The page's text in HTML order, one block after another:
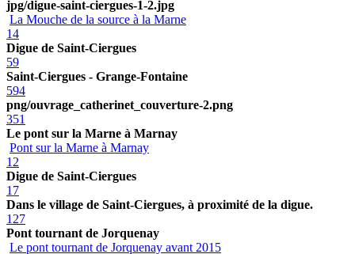
jpg/digue-saint-ciergues-1-2.jpg
La Mouche de la source à la Marne
14
Digue de Saint-Ciergues
59
Saint-Ciergues - Grange-Fontaine
594
png/ouvrage_catherinet_couverture-2.png
351
Le pont sur la Marne à Marnay
Pont sur la Marne à Marnay
12
Digue de Saint-Ciergues
17
Dans le village de Saint-Ciergues, à proximité de la digue.
127
Pont tournant de Jorquenay
Le pont tournant de Jorquenay avant 2015